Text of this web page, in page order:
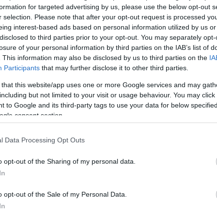
for targeted advertising by us, please use the below opt-out
selection. Please note that after your opt-out request is processed
interest-based ads based on personal information utilized by us
to third parties prior to your opt-out. You may separately
of your personal information by third parties on the IAB’s list of
This information may also be disclosed by us to third parties on the
Participants that may further disclose it to other third parties.
that this website/app uses one or more Google services and may
but not limited to your visit or usage behaviour. You may
to Google and its third-party tags to use your data for below
consent section.
Data Processing Opt Outs
opt-out of the Sharing of my personal data.
opt-out of the Sale of my Personal Data.
2013/február/10
baconnel és pirított
gombával
Vasárnapi reggeli no. 8.
reggelije volt a mai...Gerivel több, mint 2 órán keresztül
erősödő gyomorkorgással, mire végül elkészült. Maga a ricotta
15-20 perc alatt megvan, pirítóson is tökéletes reggeli, de én
brunch reggelik Delimano cukrász sütemény
Tetszik 0